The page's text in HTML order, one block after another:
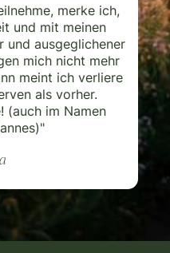
merke ich,
und mit meinen
und ausgeglichener
mich nicht mehr
meint ich verliere
als vorher.
(auch im Namen